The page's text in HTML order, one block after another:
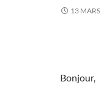
13
Bonjour,